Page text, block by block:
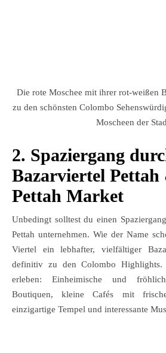
Die rote Moschee mit ihrer rot-weißen
zu den schönsten Colombo
Moscheen der
2. Spaziergang
Bazarviertel
Pettah Market
Unbedingt solltest du einen
Pettah unternehmen. Wie der Name
Viertel ein lebhafter, vielfältiger
definitiv zu den Colombo
erleben: Einheimische und
Boutiquen, kleine Cafés mit
einzigartige Tempel und interessante